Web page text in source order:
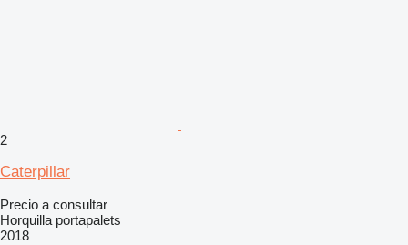
2
Caterpillar
Precio a consultar
Horquilla portapalets
2018